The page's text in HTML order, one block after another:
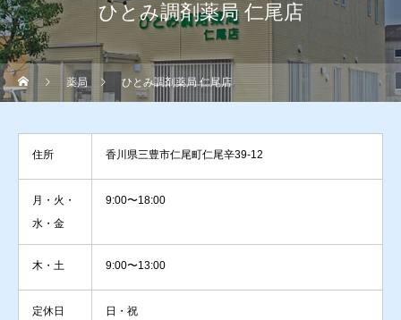
ひとみ調剤薬局 仁尾店
薬局 ひとみ調剤薬局 仁尾店
住所 香川県三豊市仁尾町仁尾辛39-12
月・火・
水・金
9:00〜18:00
木・土 9:00〜13:00
定休日 日・祝